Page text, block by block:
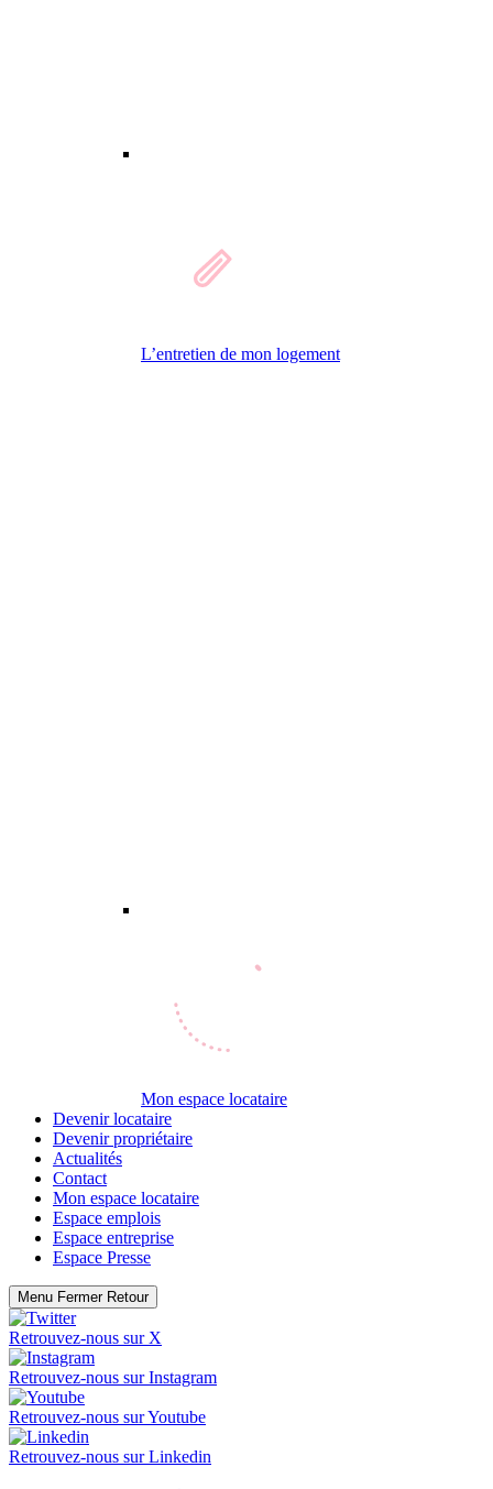
L’entretien de mon logement
Mon espace locataire
Devenir locataire
Devenir propriétaire
Actualités
Contact
Mon espace locataire
Espace emplois
Espace entreprise
Espace Presse
Menu Fermer Retour
Retrouvez-nous sur X
Retrouvez-nous surInstagram
Retrouvez-nous surYoutube
Retrouvez-nous surLinkedin